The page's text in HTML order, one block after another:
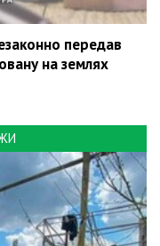
передав
на землях